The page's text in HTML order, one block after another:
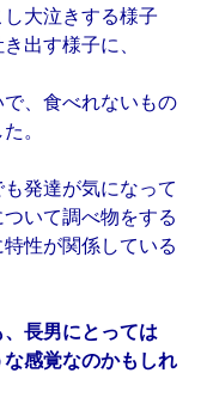
大泣きする様子
出す様子に、
で、食べれないもの
。
発達が気になって
いて調べ物をする
性が関係している
長男にとっては
な感覚なのかもしれ